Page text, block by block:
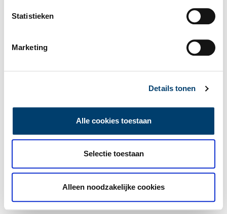
Statistieken
Marketing
Details tonen
Alle cookies toestaan
Selectie toestaan
Alleen noodzakelijke cookies